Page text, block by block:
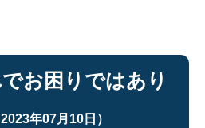
お困りではあり
2023年07月10日）